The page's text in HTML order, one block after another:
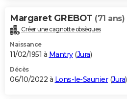
Margaret GREBOT (71 ans)
Créer une cagnotte obsèques
Naissance
11/02/1951 à Mantry(Jura)
Décès
06/10/2022 à Lons-le-Saunier(Jura)